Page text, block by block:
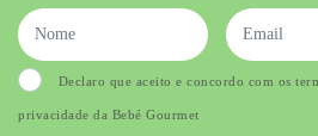
Declaro que aceito e concordo com os
privacidade da Bebé Gourmet